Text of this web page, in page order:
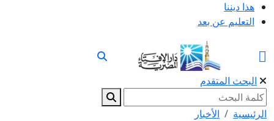
هذا ديننا
التعليم عن بعد
البحث المتقدم
الرئيسية
الأخبار